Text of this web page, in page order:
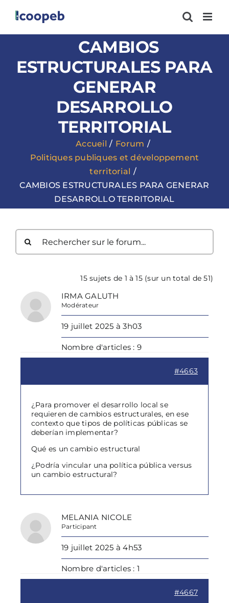
contenu
CAMBIOS
ESTRUCTURALES PARA
GENERAR
DESARROLLO
TERRITORIAL
Accueil
Forum
Politiques publiques et développement
territorial
CAMBIOS ESTRUCTURALES PARA GENERAR
DESARROLLO TERRITORIAL
15 sujets de 1 à 15 (sur un total de 51)
IRMA GALUTH
Modérateur
19 juillet 2025 à 3h03
Nombre d'articles : 9
#4663
¿Para promover el desarrollo local se
requieren de cambios estructurales, en ese
contexto que tipos de políticas públicas se
deberían implementar?
Qué es un cambio estructural
¿Podría vincular una política pública versus
un cambio estructural?
MELANIA NICOLE
Participant
19 juillet 2025 à 4h53
Nombre d'articles : 1
#4667